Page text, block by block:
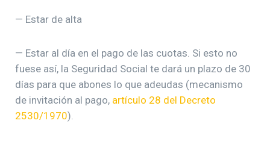
— Estar de alta
— Estar al día en el pago de las cuotas. Si esto no
fuese así, la Seguridad Social te dará un plazo de 30
días para que abones lo que adeudas (mecanismo
de invitación al pago, artículo 28 del Decreto
2530/1970).